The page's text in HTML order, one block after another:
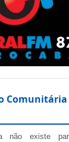
Comunitária
não existe